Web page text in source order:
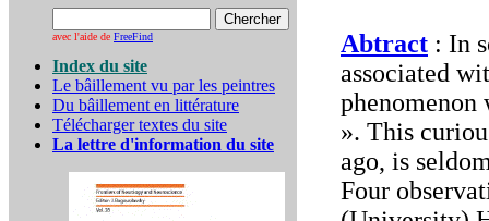
avec l'aide de FreeFind
Index du site
Le bâillement vu par les peintres
Du bâillement en littérature
Télécharger textes du site
La lettre d'information du site
Abtract : In
associated
». This
ago, is
Four